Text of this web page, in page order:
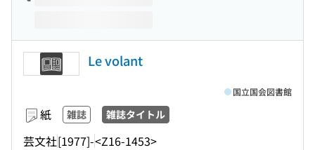
Le volant
紙 雑誌 雑誌タイトル
芸文社[1977]-<Z16-1453>
国立国会図書館